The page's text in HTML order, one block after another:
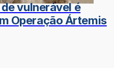
vulnerável é
Operação Ártemis